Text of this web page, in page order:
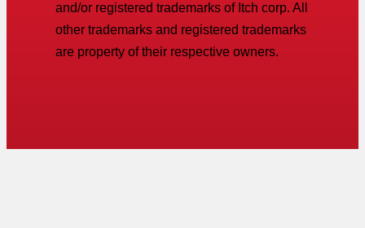
and/or registered trademarks of Itch corp. All
other trademarks and registered trademarks
are property of their respective owners.